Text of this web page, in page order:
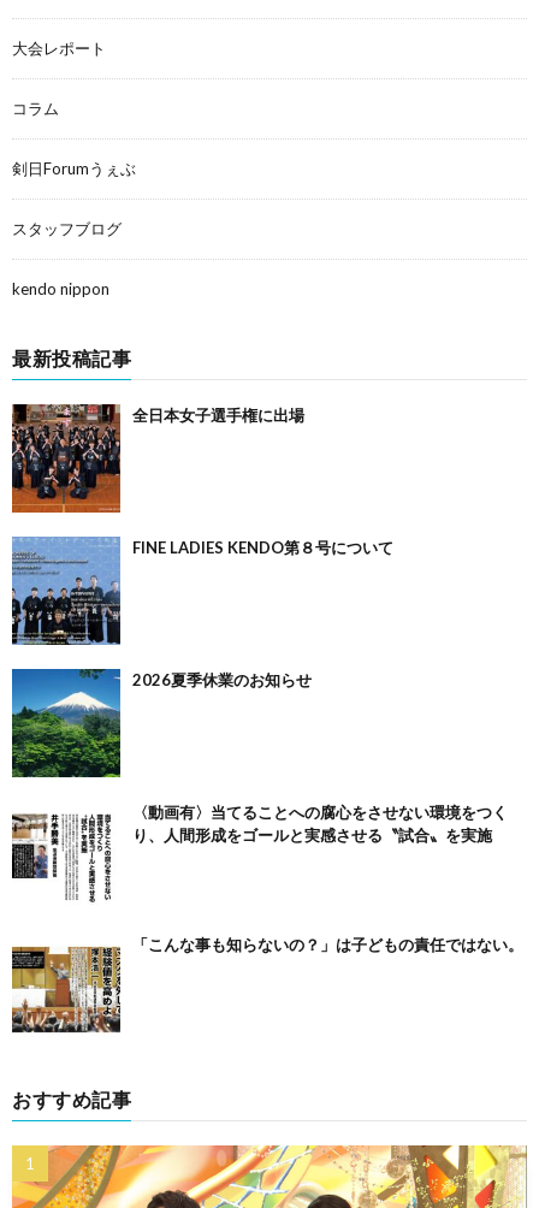
大会レポート
コラム
剣日Forumうぇぶ
スタッフブログ
kendo nippon
最新投稿記事
全日本女子選手権に出場
FINE LADIES KENDO第８号について
2026夏季休業のお知らせ
〈動画有〉当てることへの腐心をさせない環境をつく
り、人間形成をゴールと実感させる〝試合〟を実施
「こんな事も知らないの？」は子どもの責任ではない。
おすすめ記事